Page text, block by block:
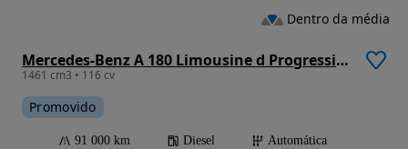
Mercedes-Benz A 180 Limousine d Progressive Aut.
1461 cm3 • 116 cv
Promovido
91 000 km Diesel
Automática
Dentro da média